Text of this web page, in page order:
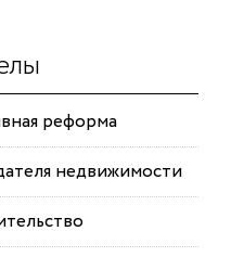
реформа
недвижимости